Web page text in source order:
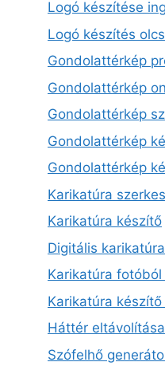
Logó készítése
Logó készítés
Gondolattérkép
Gondolattérkép
Gondolattérkép
Gondolattérkép
Gondolattérkép
Karikatúra
Karikatúra készítő
Digitális karikatúra
Karikatúra
Karikatúra
Háttér
Szófelhő